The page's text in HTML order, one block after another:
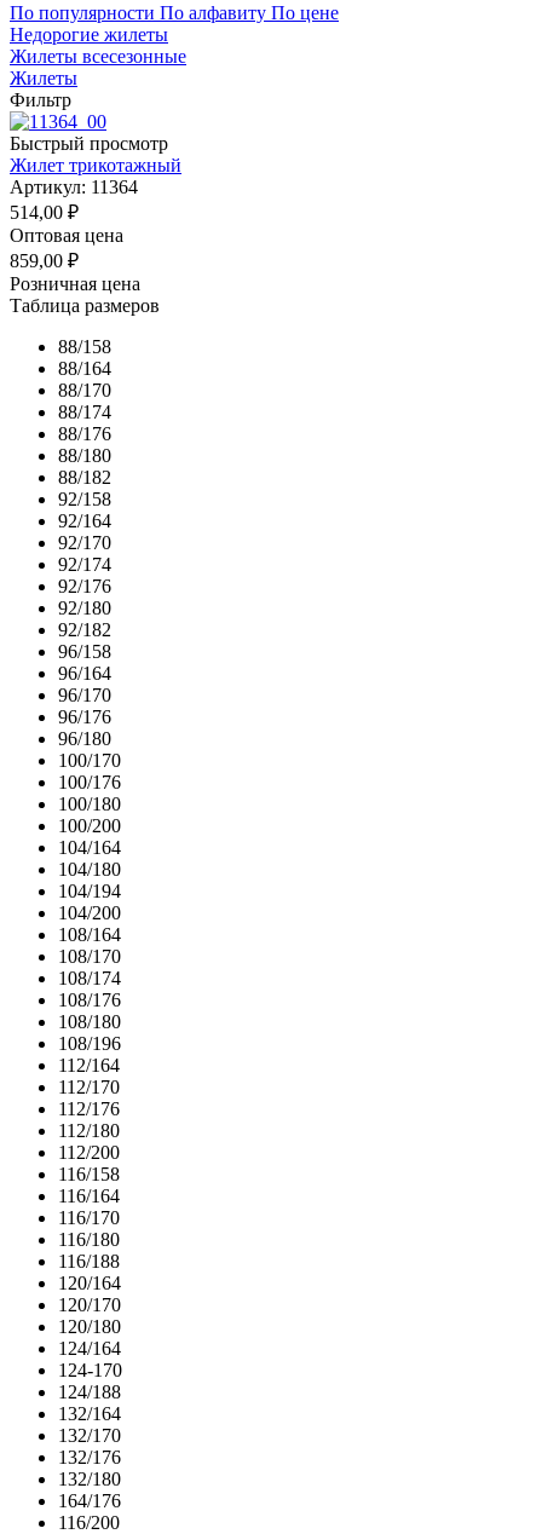
По популярности По алфавиту По цене
Недорогие жилеты
Жилеты всесезонные
Жилеты
Фильтр
Быстрый просмотр
Жилет трикотажный
Артикул: 11364
514,00 ₽
Оптовая цена
859,00 ₽
Розничная цена
Таблица размеров
88/158
88/164
88/170
88/174
88/176
88/180
88/182
92/158
92/164
92/170
92/174
92/176
92/180
92/182
96/158
96/164
96/170
96/176
96/180
100/170
100/176
100/180
100/200
104/164
104/180
104/194
104/200
108/164
108/170
108/174
108/176
108/180
108/196
112/164
112/170
112/176
112/180
112/200
116/158
116/164
116/170
116/180
116/188
120/164
120/170
120/180
124/164
124-170
124/188
132/164
132/170
132/176
132/180
164/176
116/200